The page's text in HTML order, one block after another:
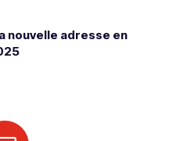
nouvelle adresse en